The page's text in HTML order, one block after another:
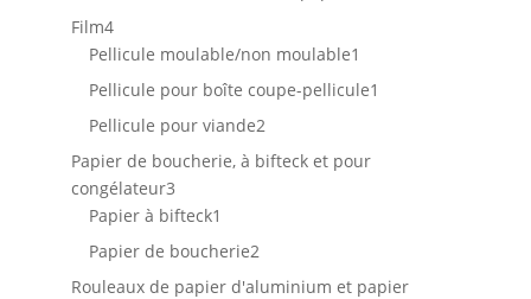
Film44
produits
Pellicule moulable/non moulable1
produit
Pellicule pour boîte coupe-pellicule1
Pellicule pour viande22
produits
Papier de boucherie, à bifteck et pour
congélateur33
produits
Papier à bifteck1
produit
Papier de boucherie22
produits
Rouleaux de papier d'aluminium et papier